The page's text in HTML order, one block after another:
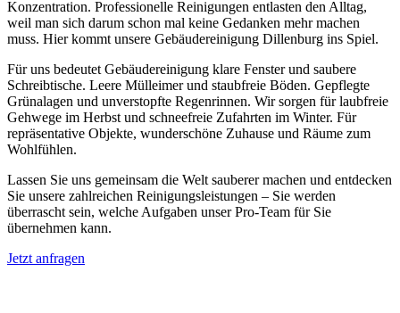
Konzentration. Professionelle Reinigungen entlasten den Alltag,
weil man sich darum schon mal keine Gedanken mehr machen
muss. Hier kommt unsere Gebäudereinigung Dillenburg ins Spiel.
Für uns bedeutet Gebäudereinigung klare Fenster und saubere
Schreibtische. Leere Mülleimer und staubfreie Böden. Gepflegte
Grünalagen und unverstopfte Regenrinnen. Wir sorgen für laubfreie
Gehwege im Herbst und schneefreie Zufahrten im Winter. Für
repräsentative Objekte, wunderschöne Zuhause und Räume zum
Wohlfühlen.
Lassen Sie uns gemeinsam die Welt sauberer machen und entdecken
Sie unsere zahlreichen Reinigungsleistungen – Sie werden
überrascht sein, welche Aufgaben unser Pro-Team für Sie
übernehmen kann.
Jetzt anfragen